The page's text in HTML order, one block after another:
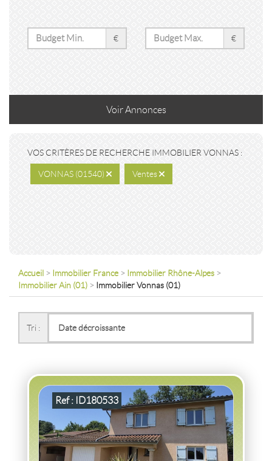
€ €
VoirAnnonces
VOS CRITÈRES DE RECHERCHE IMMOBILIER VONNAS :
VONNAS (01540) Ventes
Accueil > Immobilier France > Immobilier Rhône-Alpes >
Immobilier Ain (01) > Immobilier Vonnas (01)
Tri :
Ref : ID180533
VENTEMAISONAVEC TERRASSE ET JARDIN